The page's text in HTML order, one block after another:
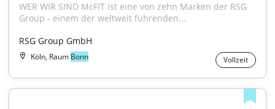
WER WIR SIND McFIT ist eine von zehn Marken der RSG
Group - einem der weltweit führenden...
RSG Group GmbH
Köln, Raum Bonn Vollzeit